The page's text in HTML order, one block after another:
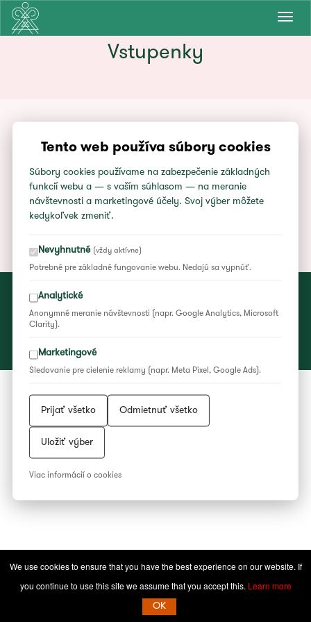
We use cookies to ensure that you have the best experience on our website. If
you continue to use this site we assume that you accept this. Learn more
OK
Vstupenky
Tieto informácie už nie sú aktuálne.
Vyhlásenie o ochrane súkromia
Nastavenia cookies
Feed
Tento web používa súbory cookies
Súbory cookies používame na zabezpečenie základných
funkcií webu a — s vaším súhlasom — na meranie
návštevnosti a marketingové účely. Svoj výber môžete
kedykoľvek zmeniť.
Nevyhnutné (vždy aktívne)
Potrebné pre základné fungovanie webu. Nedajú sa vypnúť.
Analytické
Anonymné meranie návštevnosti (napr. Google Analytics, Microsoft
Clarity).
Marketingové
Sledovanie pre cielenie reklamy (napr. Meta Pixel, Google Ads).
Prijať všetko Odmietnuť všetko
Uložiť výber
Viac informácií o cookies